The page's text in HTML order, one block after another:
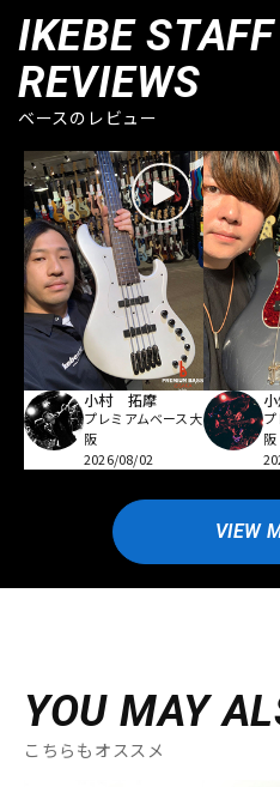
IKEBE STAFF
REVIEWS
ベースのレビュー
小村 拓摩
プレミアムベース大
阪
2026/08/02
阪
VIEW
YOU MAY
こちらもオススメ